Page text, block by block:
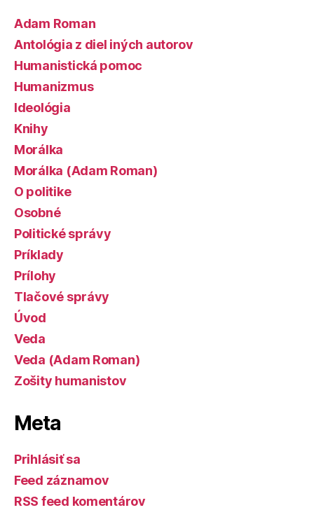
Adam Roman
Antológia z diel iných autorov
Humanistická pomoc
Humanizmus
Ideológia
Knihy
Morálka
Morálka (Adam Roman)
O politike
Osobné
Politické správy
Príklady
Prílohy
Tlačové správy
Úvod
Veda
Veda (Adam Roman)
Zošity humanistov
Meta
Prihlásiť sa
Feed záznamov
RSS feed komentárov